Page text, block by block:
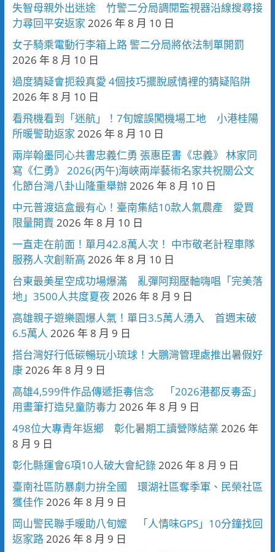
失智母親外出迷途 竹警二分局調閱監視器沿線搜尋接
力尋回平安返家 2026 年 8 月 10 日
女子騎乘電動行李箱上路 警二分局將依法制單開罰
2026 年 8 月 10 日
過度猜疑會扼殺真愛 4個技巧擺脫感情裡的猜疑陷阱
2026 年 8 月 10 日
看飛機看到「迷航」！7旬嬤誤闖機場工地 小港桂陽
所暖警助返家 2026 年 8 月 10 日
兩岸翰墨同心共書忠義仁勇 張惠臣書《忠義》 林家同
寫《仁勇》 2026(丙午)海峽兩岸藝術名家共祝關公文
化節台灣八卦山隆重舉辦2026 年 8 月 10 日
中元普渡這盒最有心！臺南集結10款人氣農產 愛買
限量開賣 2026 年 8 月 10 日
一直走在前面！單月42.8萬人次！ 中市敬老計程車隊
服務人次創新高 2026 年 8 月 10 日
台東最美星空成功場爆滿 亂彈阿翔壓軸嗨唱「完美落
地」3500人共度夏夜 2026 年 8 月 9 日
高雄親子遊樂園爆人氣！單日3.5萬人湧入 首週末破
6.5萬人 2026 年 8 月 9 日
搭台灣好行低碳暢玩小琉球！大鵬灣管理處推出暑假好
康2026 年 8 月 9 日
高雄4,599件作品傳遞拒毒信念 「2026港都反毒盃」
用畫筆打造兒童防毒力 2026 年 8 月 9 日
498位大專青年返鄉 彰化暑期工讀營隊結業 2026 年
8 月 9 日
彰化縣運會6項10人破大會紀錄2026 年 8 月 9 日
臺南社區防暴劇力拚全國 環湖社區奪季軍、民榮社區
獲佳作2026 年 8 月 9 日
岡山警民聯手暖助八旬嬤 「人情味GPS」10分鐘找回
返家路2026 年 8 月 9 日